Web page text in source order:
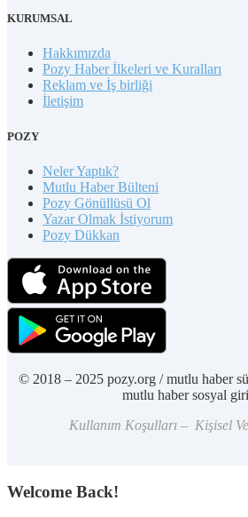
KURUMSAL
Hakkımızda
Pozy Haber İlkeleri ve Kuralları
Reklam ve İş birliği
İletişim
POZY
Neler Yaptık?
Mutlu Haber Bülteni
Pozy Gönüllüsü Ol
Yazar Olmak İstiyorum
Pozy Dükkan
© 2018 – 2025 pozy.org / mutlu haber
mutlu haber sosyal
Kullanım Koşulları – Kişisel
Welcome Back!